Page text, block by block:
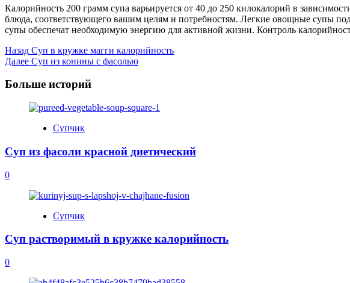
Калорийность 200 грамм супа варьируется от 40 до 250 килокалорий в
блюда, соответствующего вашим целям и потребностям. Легкие овощные супы
супы обеспечат необходимую энергию для активной жизни. Контроль
Post
Navigation
Назад Суп в кружке магги калорийность
Далее Суп из конины с фасолью
Больше историй
Супчик
Суп из фасоли красной диетический
0
Супчик
Суп растворимый в кружке калорийность
0